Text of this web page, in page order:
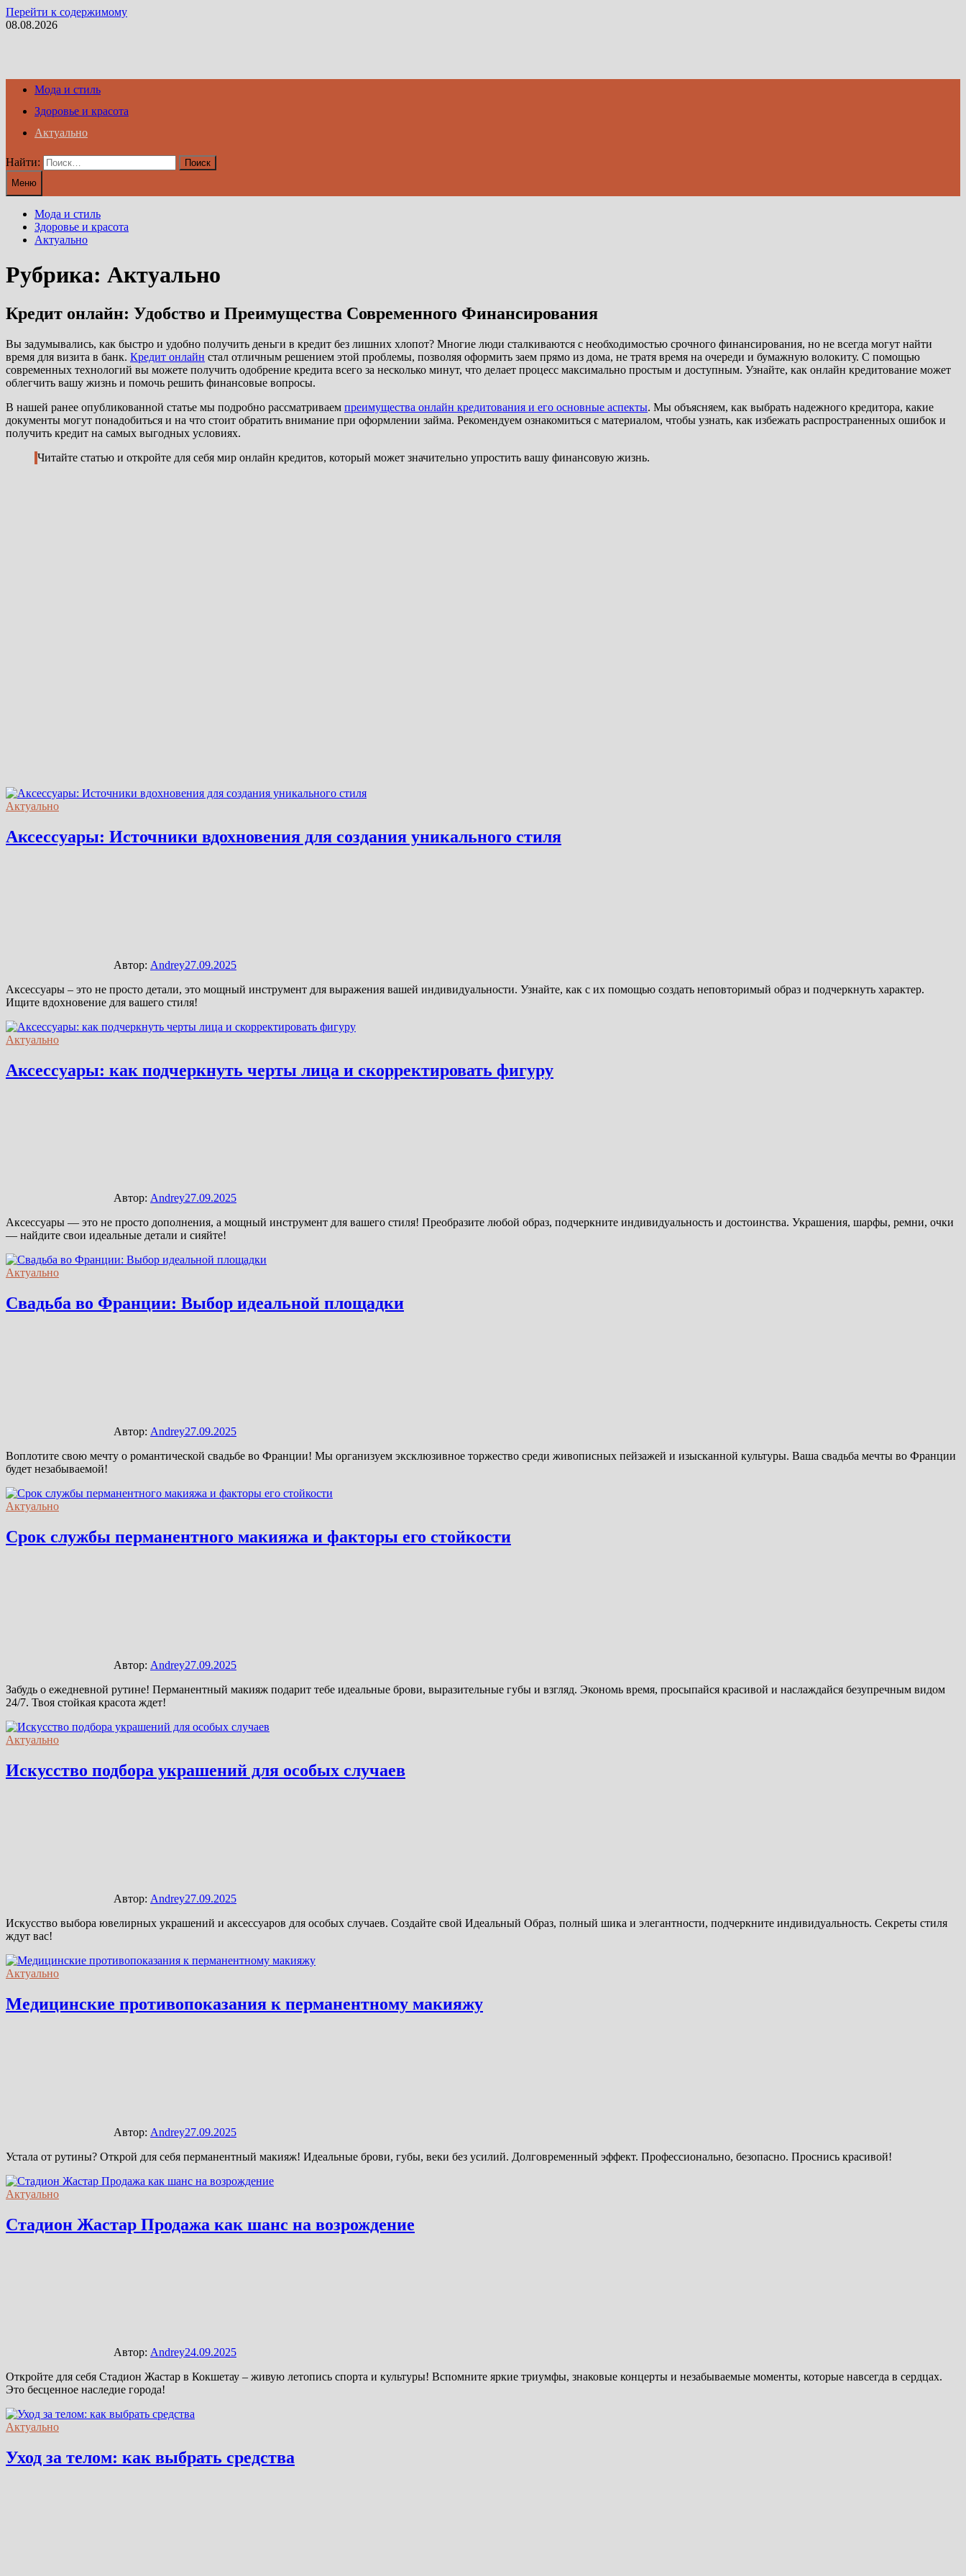
Перейти к содержимому
08.08.2026
Мода и стиль
Здоровье и красота
Актуально
Найти:
Меню
Мода и стиль
Здоровье и красота
Актуально
Рубрика: Актуально
Кредит онлайн: Удобство и Преимущества Современного Финансирования
Вы задумывались, как быстро и удобно получить деньги в кредит без лишних хлопот? Многие люди сталкиваются с необходимостью срочного финансирования, но не всегда могут найти
время для визита в банк. Кредит онлайн стал отличным решением этой проблемы, позволяя оформить заем прямо из дома, не тратя время на очереди и бумажную волокиту. С помощью
современных технологий вы можете получить одобрение кредита всего за несколько минут, что делает процесс максимально простым и доступным. Узнайте, как онлайн кредитование может
облегчить вашу жизнь и помочь решить финансовые вопросы.
В нашей ранее опубликованной статье мы подробно рассматриваем преимущества онлайн кредитования и его основные аспекты. Мы объясняем, как выбрать надежного кредитора, какие
документы могут понадобиться и на что стоит обратить внимание при оформлении займа. Рекомендуем ознакомиться с материалом, чтобы узнать, как избежать распространенных ошибок и
получить кредит на самых выгодных условиях.
Читайте статью и откройте для себя мир онлайн кредитов, который может значительно упростить вашу финансовую жизнь.
Актуально
Аксессуары: Источники вдохновения для создания уникального стиля
Автор: Andrey27.09.2025
Аксессуары – это не просто детали, это мощный инструмент для выражения вашей индивидуальности. Узнайте, как с их помощью создать неповторимый образ и подчеркнуть характер.
Ищите вдохновение для вашего стиля!
Актуально
Аксессуары: как подчеркнуть черты лица и скорректировать фигуру
Автор: Andrey27.09.2025
Аксессуары — это не просто дополнения, а мощный инструмент для вашего стиля! Преобразите любой образ, подчеркните индивидуальность и достоинства. Украшения, шарфы, ремни, очки
— найдите свои идеальные детали и сияйте!
Актуально
Свадьба во Франции: Выбор идеальной площадки
Автор: Andrey27.09.2025
Воплотите свою мечту о романтической свадьбе во Франции! Мы организуем эксклюзивное торжество среди живописных пейзажей и изысканной культуры. Ваша свадьба мечты во Франции
будет незабываемой!
Актуально
Срок службы перманентного макияжа и факторы его стойкости
Автор: Andrey27.09.2025
Забудь о ежедневной рутине! Перманентный макияж подарит тебе идеальные брови, выразительные губы и взгляд. Экономь время, просыпайся красивой и наслаждайся безупречным видом
24/7. Твоя стойкая красота ждет!
Актуально
Искусство подбора украшений для особых случаев
Автор: Andrey27.09.2025
Искусство выбора ювелирных украшений и аксессуаров для особых случаев. Создайте свой Идеальный Образ, полный шика и элегантности, подчеркните индивидуальность. Секреты стиля
ждут вас!
Актуально
Медицинские противопоказания к перманентному макияжу
Автор: Andrey27.09.2025
Устала от рутины? Открой для себя перманентный макияж! Идеальные брови, губы, веки без усилий. Долговременный эффект. Профессионально, безопасно. Проснись красивой!
Актуально
Стадион Жастар Продажа как шанс на возрождение
Автор: Andrey24.09.2025
Откройте для себя Стадион Жастар в Кокшетау – живую летопись спорта и культуры! Вспомните яркие триумфы, знаковые концерты и незабываемые моменты, которые навсегда в сердцах.
Это бесценное наследие города!
Актуально
Уход за телом: как выбрать средства